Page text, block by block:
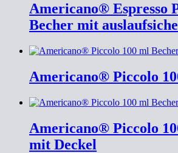
Americano® Espresso
Becher mit
Americano® Piccolo
Americano® Piccolo
mit Deckel